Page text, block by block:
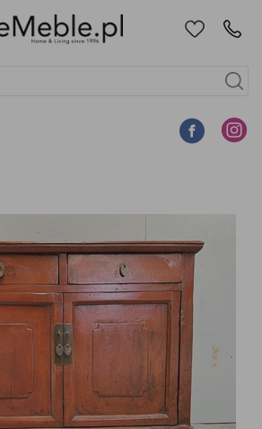
UlubioneKontakt
Szukaj
Facebook